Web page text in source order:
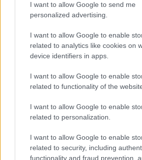
I want to allow Google to send me
personalized advertising.
I want to allow Google to enable
related to analytics like cookies on
device identifiers in apps.
I want to allow Google to enable
related to functionality of the
I want to allow Google to enable
related to personalization.
I want to allow Google to enable
related to security, including
functionality and fraud prevention,
Globalist
Globalscience
Globalsport
Giornale dello
Spettacolo
Wondernet